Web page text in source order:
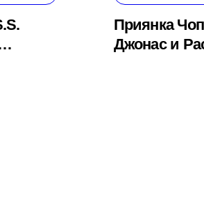
Приянка
Джонас и